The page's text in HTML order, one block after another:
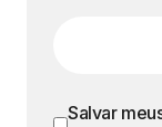
Salvar